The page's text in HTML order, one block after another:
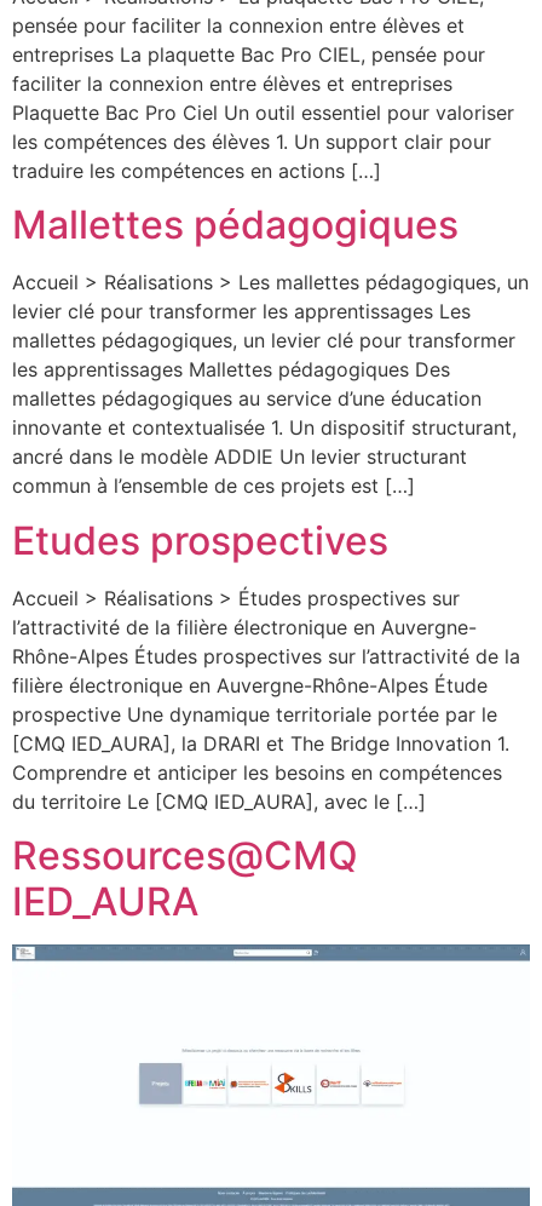
pensée pour faciliter la connexion entre élèves et
entreprises La plaquette Bac Pro CIEL, pensée pour
faciliter la connexion entre élèves et entreprises
Plaquette Bac Pro Ciel Un outil essentiel pour valoriser
les compétences des élèves 1. Un support clair pour
traduire les compétences en actions […]
Mallettes pédagogiques
Accueil > Réalisations > Les mallettes pédagogiques, un
levier clé pour transformer les apprentissages Les
mallettes pédagogiques, un levier clé pour transformer
les apprentissages Mallettes pédagogiques Des
mallettes pédagogiques au service d’une éducation
innovante et contextualisée 1. Un dispositif structurant,
ancré dans le modèle ADDIE Un levier structurant
commun à l’ensemble de ces projets est […]
Etudes prospectives
Accueil > Réalisations > Études prospectives sur
l’attractivité de la filière électronique en Auvergne-
Rhône-Alpes Études prospectives sur l’attractivité de la
filière électronique en Auvergne-Rhône-Alpes Étude
prospective Une dynamique territoriale portée par le
[CMQ IED_AURA], la DRARI et The Bridge Innovation 1.
Comprendre et anticiper les besoins en compétences
du territoire Le [CMQ IED_AURA], avec le […]
Ressources@CMQ
IED_AURA